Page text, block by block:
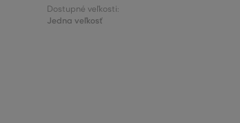
Dostupné veľkosti:
Jedna veľkosť